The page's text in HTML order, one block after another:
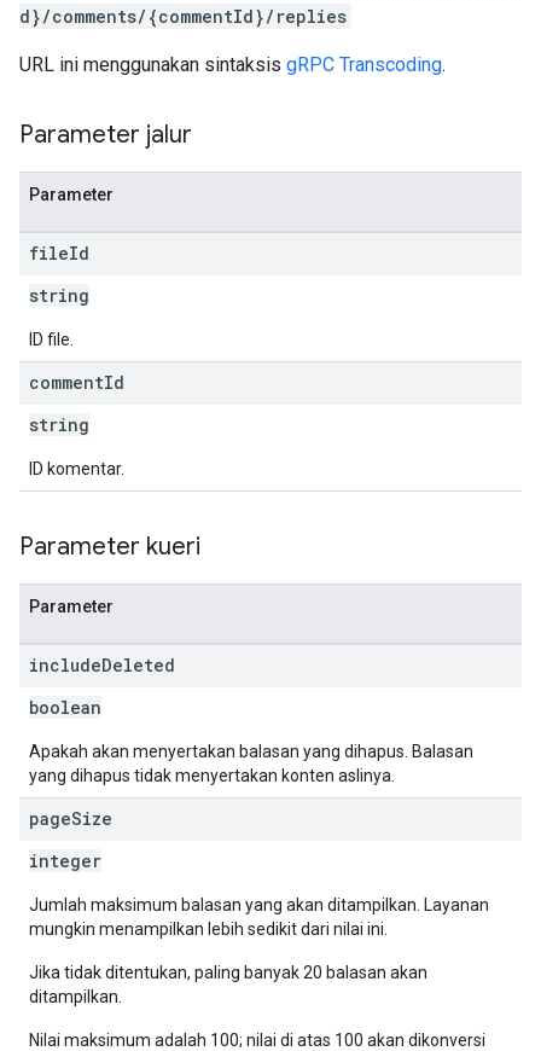
d}/comments/{commentId}/replies
URL ini menggunakan sintaksis gRPC Transcoding.
Parameter jalur
Parameter
fileId
string
ID file.
commentId
string
ID komentar.
Parameter kueri
Parameter
includeDeleted
boolean
Apakah akan menyertakan balasan yang dihapus. Balasan
yang dihapus tidak menyertakan konten aslinya.
pageSize
integer
Jumlah maksimum balasan yang akan ditampilkan. Layanan
mungkin menampilkan lebih sedikit dari nilai ini.
Jika tidak ditentukan, paling banyak 20 balasan akan
ditampilkan.
Nilai maksimum adalah 100; nilai di atas 100 akan dikonversi